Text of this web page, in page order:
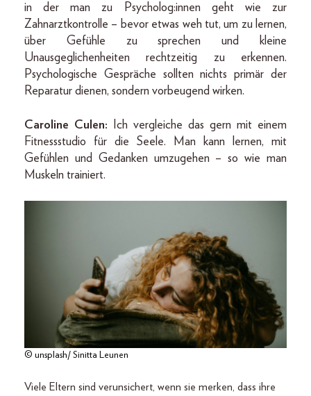
in der man zu Psycholog:innen geht wie zur
Zahnarztkontrolle – bevor etwas weh tut, um zu lernen,
über Gefühle zu sprechen und kleine
Unausgeglichenheiten rechtzeitig zu erkennen.
Psychologische Gespräche sollten nichts primär der
Reparatur dienen, sondern vorbeugend wirken.
Caroline Culen: Ich vergleiche das gern mit einem
Fitnessstudio für die Seele. Man kann lernen, mit
Gefühlen und Gedanken umzugehen – so wie man
Muskeln trainiert.
© unsplash/ Sinitta Leunen
Viele Eltern sind verunsichert, wenn sie merken, dass ihre